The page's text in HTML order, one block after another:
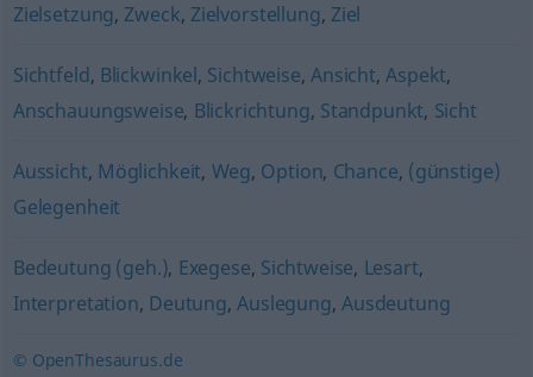
Zielsetzung, Zweck, Zielvorstellung, Ziel
Sichtfeld, Blickwinkel, Sichtweise,Ansicht,Aspekt,
Anschauungsweise, Blickrichtung, Standpunkt, Sicht
Aussicht, Möglichkeit, Weg, Option, Chance, (günstige)
Gelegenheit
Bedeutung (geh.), Exegese, Sichtweise, Lesart,
Interpretation, Deutung,Auslegung,Ausdeutung
© OpenThesaurus.de